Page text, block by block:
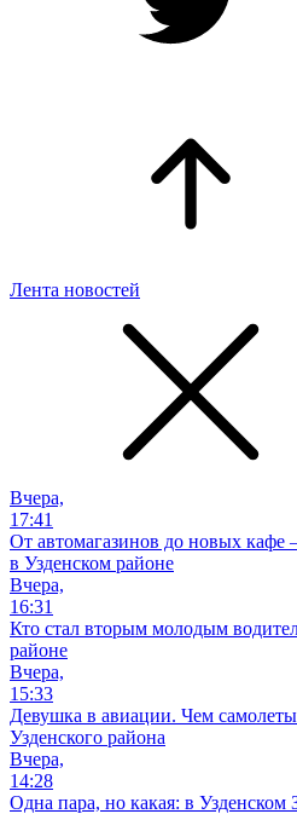
Лента новостей
Вчера,
17:41
От автомагазинов до новых кафе
в Узденском районе
Вчера,
16:31
Кто стал вторым молодым
районе
Вчера,
15:33
Девушка в авиации. Чем
Узденского района
Вчера,
14:28
Одна пара, но какая: в Узденском